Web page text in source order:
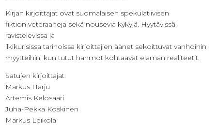
Kirjan kirjoittajat ovat suomalaisen spekulatiivisen
fiktion veteraaneja sekä nousevia kykyjä. Hyytävissä,
ravistelevissa ja
ilkikurisissa tarinoissa kirjoittajien äänet sekoittuvat vanhoihin
myytteihin, kun tutut hahmot kohtaavat elämän realiteetit.
Satujen kirjoittajat:
Markus Harju
Artemis Kelosaari
Juha-Pekka Koskinen
Markus Leikola